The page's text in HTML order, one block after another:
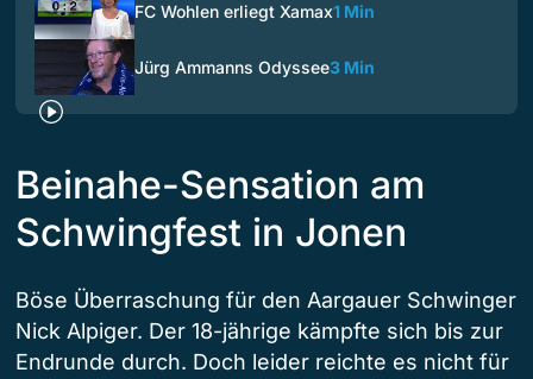
FC Wohlen erliegt Xamax1 Min
Jürg Ammanns Odyssee3 Min
Beinahe-Sensation am
Schwingfest in Jonen
Böse Überraschung für den Aargauer Schwinger
Nick Alpiger. Der 18-jährige kämpfte sich bis zur
Endrunde durch. Doch leider reichte es nicht für